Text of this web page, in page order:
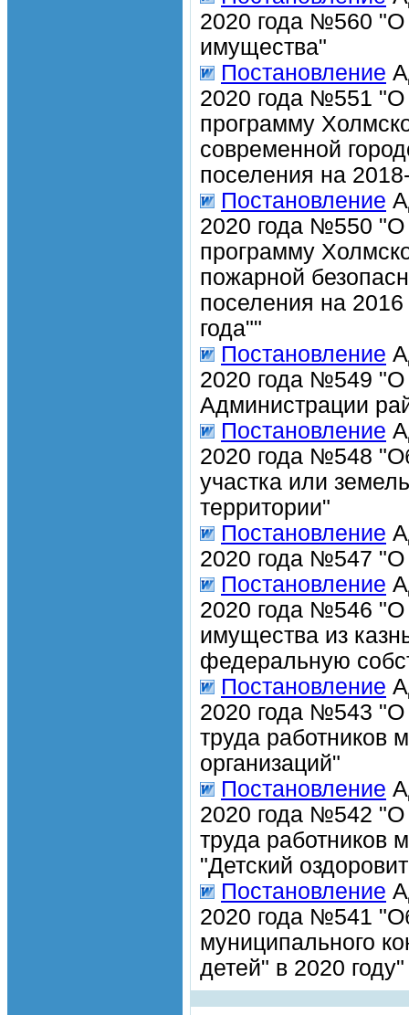
2020 года №560 "О
имущества"
Постановление
2020 года №551 "О
программу
современной
поселения на
Постановление
2020 года №550 "О
программу
пожарной
поселения на
года""
Постановление
2020 года №549 "О
Администрации
Постановление
2020 года №548
участка или
территории"
Постановление
2020 года №547 "О
Постановление
2020 года №546 "О
имущества из
федеральную
Постановление
2020 года №543 "О
труда работников
организаций"
Постановление
2020 года №542 "О
труда работников
"Детский
Постановление
2020 года №541
муниципального
детей" в 2020 году"